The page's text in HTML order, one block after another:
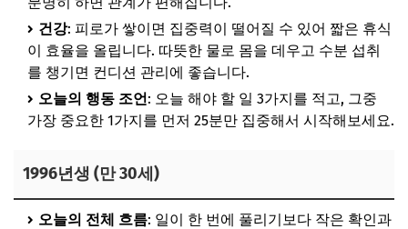
건강: 피로가 쌓이면 집중력이 떨어질 수 있어 짧은 휴식
이 효율을 올립니다. 따뜻한 물로 몸을 데우고 수분 섭취
를 챙기면 컨디션 관리에 좋습니다.
오늘의 행동 조언: 오늘 해야 할 일 3가지를 적고, 그중
가장 중요한 1가지를 먼저 25분만 집중해서 시작해보세요.
1996년생 (만 30세)
오늘의 전체 흐름: 일이 한 번에 풀리기보다 작은 확인과